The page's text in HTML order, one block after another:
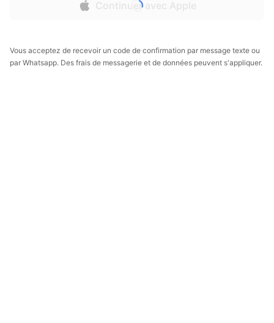
Continuer avec Apple
Vous acceptez de recevoir un code de confirmation par message texte ou
par Whatsapp. Des frais de messagerie et de données peuvent s'appliquer.